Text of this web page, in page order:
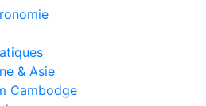
& Asie
Cambodge